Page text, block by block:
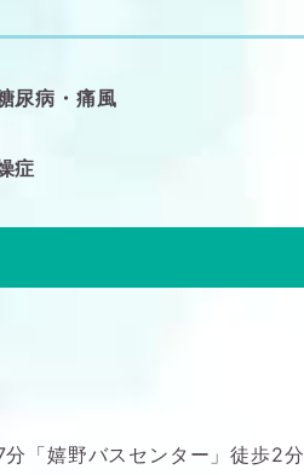
尿病・痛風
症
「嬉野バスセンター」徒歩2分